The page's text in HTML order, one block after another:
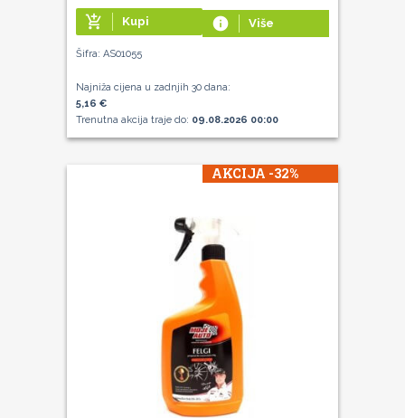
add_shopping_cart Kupi info Više
Šifra: AS01055
Najniža cijena u zadnjih 30 dana:
5,16 €
Trenutna akcija traje do: 09.08.2026 00:00
AKCIJA -32%